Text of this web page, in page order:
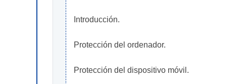
Introducción.
Protección del ordenador.
Protección del dispositivo móvil.